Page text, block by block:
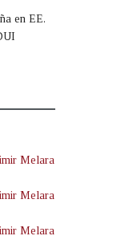
en EE.
Melara
Melara
Melara